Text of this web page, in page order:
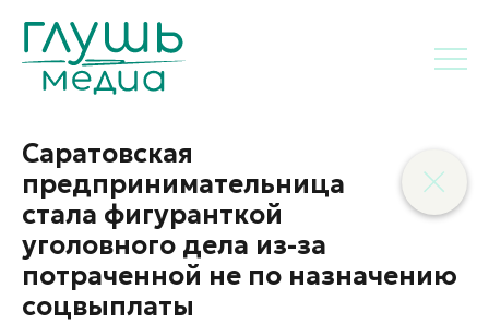
Саратовская
предпринимательница
стала фигуранткой
уголовного дела из-за
потраченной не по назначению
соцвыплаты